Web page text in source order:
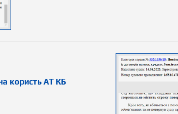
користь АТ КБ